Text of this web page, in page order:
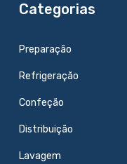
Categorias
Preparação
Refrigeração
Confeção
Distribuição
Lavagem